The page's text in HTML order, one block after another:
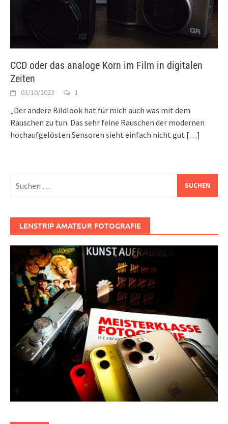
CCD oder das analoge Korn im Film in digitalen
Zeiten
03/10/2023 1
„Der andere Bildlook hat für mich auch was mit dem
Rauschen zu tun. Das sehr feine Rauschen der modernen
hochaufgelösten Sensoren sieht einfach nicht gut […]
nach:
LENSTRIP AMATEUR FOTOGRAFIE